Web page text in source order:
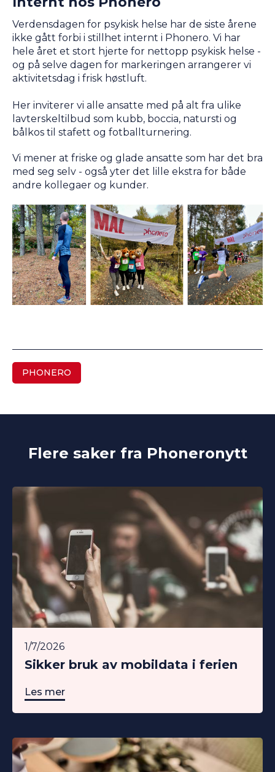
Verdensdagen for psykisk helse har de siste årene
ikke gått forbi i stillhet internt i Phonero. Vi har
hele året et stort hjerte for nettopp psykisk helse -
og på selve dagen for markeringen arrangerer vi
aktivitetsdag i frisk høstluft.
Her inviterer vi alle ansatte med på alt fra ulike
lavterskeltilbud som kubb, boccia, natursti og
bålkos til stafett og fotballturnering.
Vi mener at friske og glade ansatte som har det bra
med seg selv - også yter det lille ekstra for både
andre kollegaer og kunder.
PHONERO
Flere saker fra Phoneronytt
1/7/2026
Sikker bruk av mobildata i ferien
Les mer